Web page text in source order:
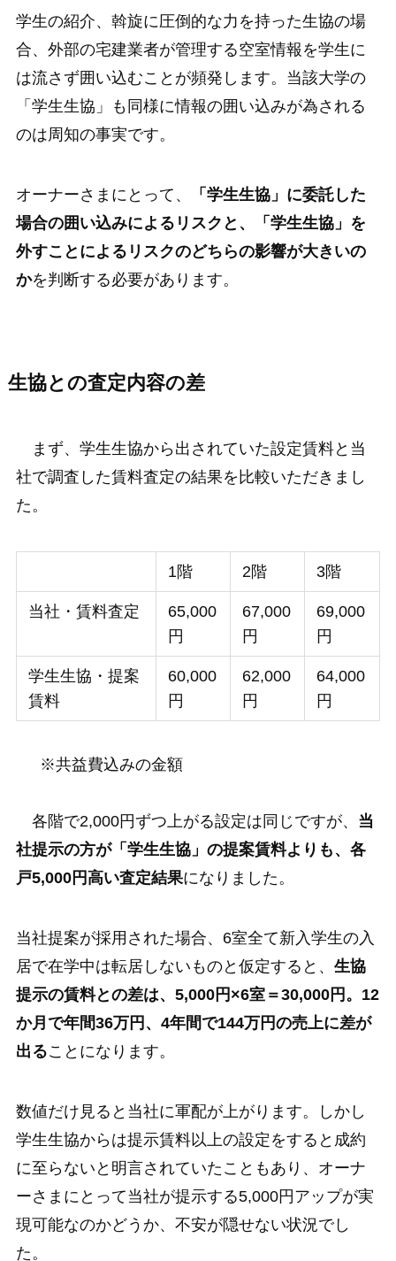
学生の紹介、斡旋に圧倒的な力を持った生協の場
合、外部の宅建業者が管理する空室情報を学生に
は流さず囲い込むことが頻発します。当該大学の
「学生生協」も同様に情報の囲い込みが為される
のは周知の事実です。
オーナーさまにとって、
「学生生協」に委託した
場合の囲い込みによるリスクと、「学生生協」を
外すことによるリスクのどちらの影響が大きいの
かを判断する必要があります。
生協との査定内容の差
まず、学生生協から出されていた設定賃料と当
社で調査した賃料査定の結果を比較いただきまし
た。
1階 2階 3階
当社・賃料査定
65,000
円
67,000
円
69,000
円
学生生協・提案
賃料
60,000
円
62,000
円
64,000
円
※共益費込みの金額
各階で2,000円ずつ上がる設定は同じですが、 当
社提示の方が「学生生協」の提案賃料よりも、各
戸5,000円高い査定結果になりました。
当社提案が採用された場合、6室全て新入学生の入
居で在学中は転居しないものと仮定すると、 生協
提示の賃料との差は、5,000円×6室＝30,000円。12
か月で年間36万円、4年間で144万円の売上に差が
出ることになります。
数値だけ見ると当社に軍配が上がります。しかし
学生生協からは提示賃料以上の設定をすると成約
に至らないと明言されていたこともあり、オーナ
ーさまにとって当社が提示する5,000円アップが実
現可能なのかどうか、不安が隠せない状況でし
た。